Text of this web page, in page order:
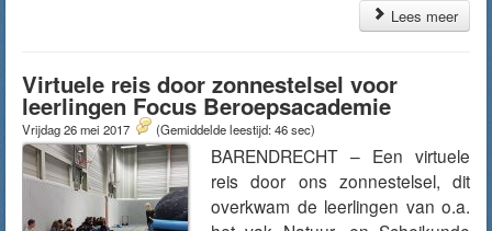
Lees meer
Virtuele reis door zonnestelsel voor
leerlingen Focus Beroepsacademie
Vrijdag 26 mei 2017 (Gemiddelde leestijd: 46 sec)
BARENDRECHT – Een virtuele
reis door ons zonnestelsel, dit
overkwam de leerlingen van o.a.